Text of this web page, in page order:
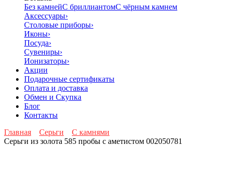
Без камнейС бриллиантомС чёрным камнем
Аксессуары›
Столовые приборы›
Иконы›
Посуда›
Сувениры›
Ионизаторы›
Акции
Подарочные сертификаты
Оплата и доставка
Обмен и Скупка
Блог
Контакты
Главная
Серьги
С камнями
Серьги из золота 585 пробы с аметистом 002050781